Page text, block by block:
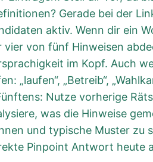
Gerade bei der
aktiv. Wenn dir ein
vier von fünf Hinweisen
im Kopf. Auch
„Betreib“,
Nutze vorherige
was die Hinweise
und typische Muster zu
Pinpoint Antwort heute